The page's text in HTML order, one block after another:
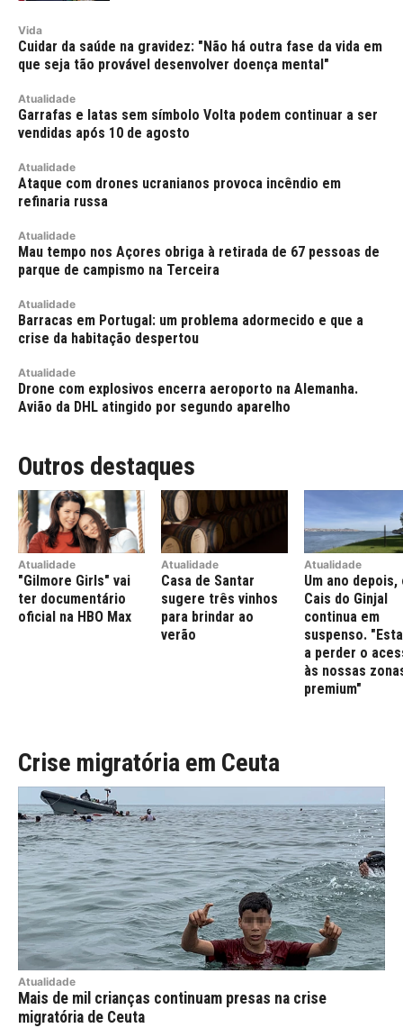
Vida
Cuidar da saúde na gravidez: "Não há outra fase da vida em
que seja tão provável desenvolver doença mental"
Atualidade
Garrafas e latas sem símbolo Volta podem continuar a ser
vendidas após 10 de agosto
Atualidade
Ataque com drones ucranianos provoca incêndio em
refinaria russa
Atualidade
Mau tempo nos Açores obriga à retirada de 67 pessoas de
parque de campismo na Terceira
Atualidade
Barracas em Portugal: um problema adormecido e que a
crise da habitação despertou
Atualidade
Drone com explosivos encerra aeroporto na Alemanha.
Avião da DHL atingido por segundo aparelho
Outros destaques
Atualidade
"Gilmore Girls" vai
ter documentário
oficial na HBO Max
Atualidade
Casa de Santar
sugere três vinhos
para brindar ao
verão
Atualidade
Um ano depois,
Cais do Ginjal
continua em
suspenso.
a perder o
às nossas
premium"
Crise migratória em Ceuta
Atualidade
Mais de mil crianças continuam presas na crise
migratória de Ceuta